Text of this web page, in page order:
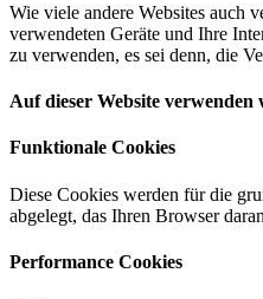
Wie viele andere Websites auch
verwendeten Geräte und Ihre
zu verwenden, es sei denn, die
Auf dieser Website verwenden
Funktionale Cookies
Diese Cookies werden für die
abgelegt, das Ihren Browser
Performance Cookies